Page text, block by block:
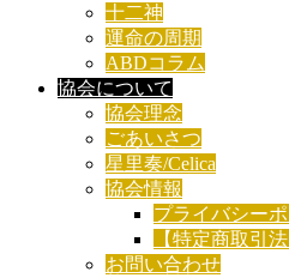
十二神
運命の周期
ABDコラム
協会について
協会理念
ごあいさつ
星里奏/Celica
協会情報
プライバシー
【特定商取引
お問い合わせ